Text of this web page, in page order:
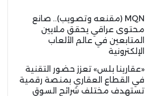
MQN (مقنعه وتصويب).. صانع
محتوى عراقي يحقق ملايين
المتابعين في عالم الألعاب
الإلكترونية
«عقارينا بلس» تعزز حضور التقنية
في القطاع العقاري بمنصة رقمية
تستهدف مختلف شرائح السوق